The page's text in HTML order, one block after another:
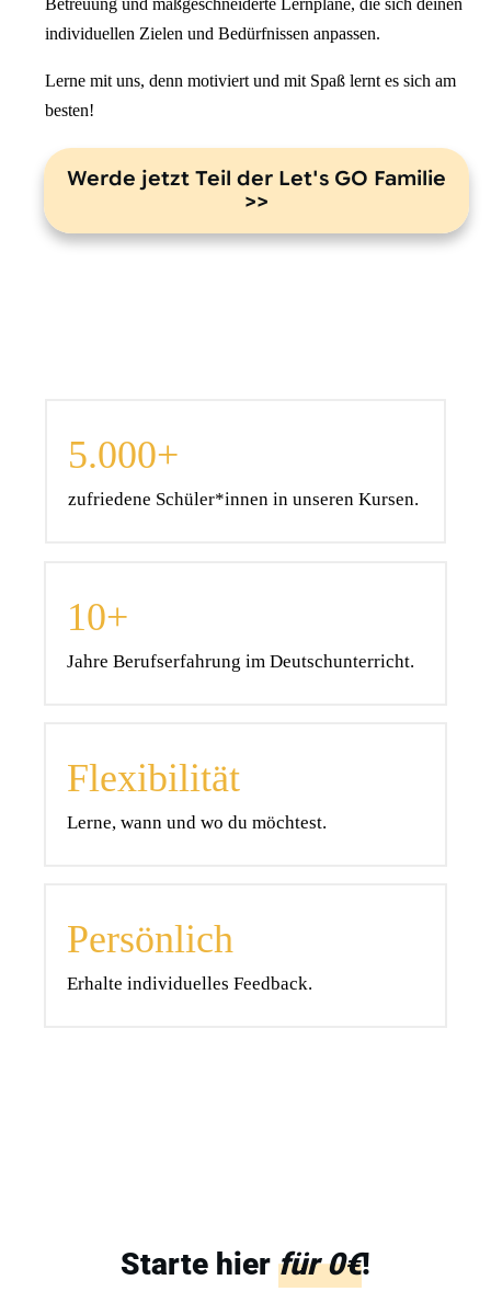
individuellen Zielen und Bedürfnissen anpassen.
Lerne mit uns, denn motiviert und mit Spaß lernt es sich am
besten!
Werde jetzt Teil der Let's GO Familie
>>
5.000+
zufriedene Schüler*innen in unseren Kursen.
10+
Jahre Berufserfahrung im Deutschunterricht.
Flexibilität
Lerne, wann und wo du möchtest.
Persönlich
Erhalte individuelles Feedback.
Starte hier für 0€!